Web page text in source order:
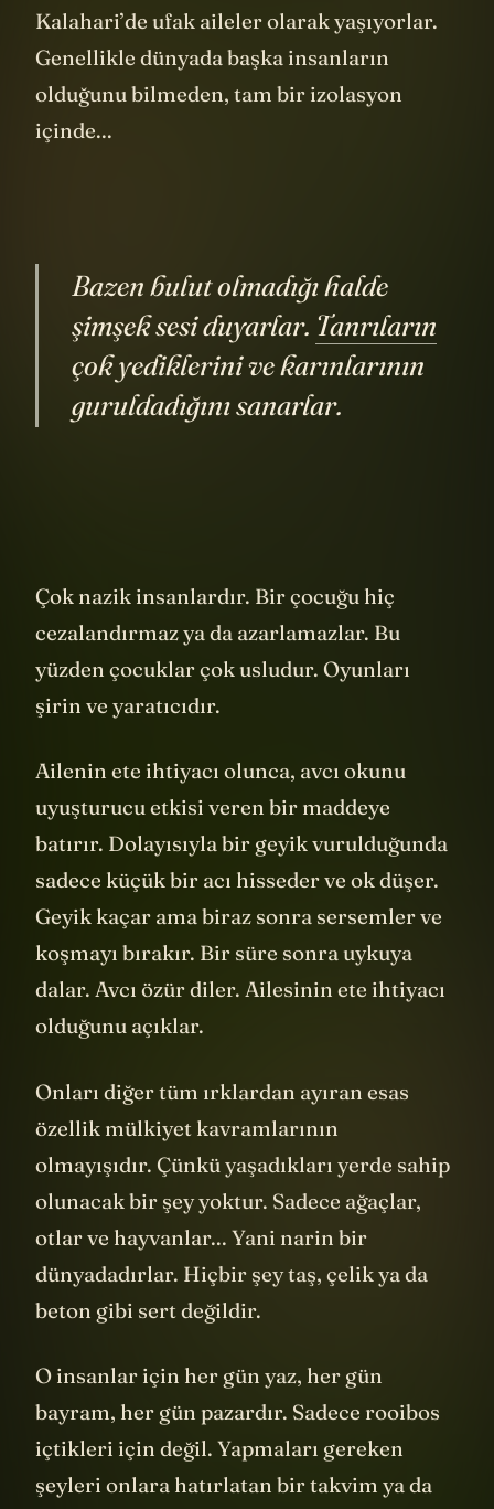
Kalahari’de ufak aileler olarak yaşıyorlar.
Genellikle dünyada başka insanların
olduğunu bilmeden, tam bir izolasyon
içinde...
Bazen bulut olmadığı halde
şimşek sesi duyarlar. Tanrıların
çok yediklerini ve karınlarının
guruldadığını sanarlar.
Çok nazik insanlardır. Bir çocuğu hiç
cezalandırmaz ya da azarlamazlar. Bu
yüzden çocuklar çok usludur. Oyunları
şirin ve yaratıcıdır.
Ailenin ete ihtiyacı olunca, avcı okunu
uyuşturucu etkisi veren bir maddeye
batırır. Dolayısıyla bir geyik vurulduğunda
sadece küçük bir acı hisseder ve ok düşer.
Geyik kaçar ama biraz sonra sersemler ve
koşmayı bırakır. Bir süre sonra uykuya
dalar. Avcı özür diler. Ailesinin ete ihtiyacı
olduğunu açıklar.
Onları diğer tüm ırklardan ayıran esas
özellik mülkiyet kavramlarının
olmayışıdır. Çünkü yaşadıkları yerde sahip
olunacak bir şey yoktur. Sadece ağaçlar,
otlar ve hayvanlar... Yani narin bir
dünyadadırlar. Hiçbir şey taş, çelik ya da
beton gibi sert değildir.
O insanlar için her gün yaz, her gün
bayram, her gün pazardır. Sadece rooibos
içtikleri için değil. Yapmaları gereken
şeyleri onlara hatırlatan bir takvim ya da